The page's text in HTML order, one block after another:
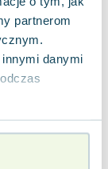
partnerom
danymi
0 ocen i 0
recenzji